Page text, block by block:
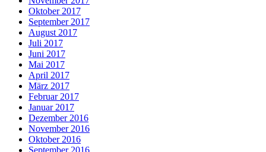
Oktober 2017
September 2017
August 2017
Juli 2017
Juni 2017
Mai 2017
April 2017
März 2017
Februar 2017
Januar 2017
Dezember 2016
November 2016
Oktober 2016